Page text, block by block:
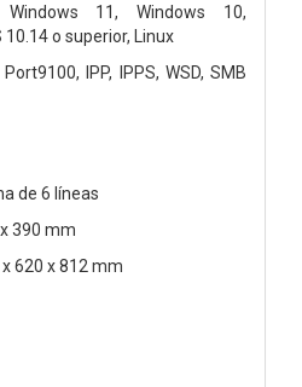
Windows 11, Windows 10,
o superior, Linux
IPP, IPPS, WSD, SMB
de 6 líneas
390 mm
620 x 812 mm